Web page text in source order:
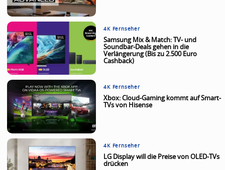
4K Fernseher
Samsung Mix & Match: TV- und
Soundbar-Deals gehen in die
Verlängerung (Bis zu 2.500 Euro
Cashback)
4K Fernseher
Xbox: Cloud-Gaming kommt auf Smart-
TVs von Hisense
4K Fernseher
LG Display will die Preise von OLED-TVs
drücken